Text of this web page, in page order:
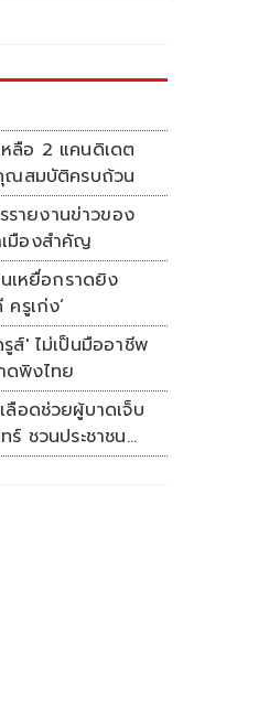
ลือ 2 แคนดิเดต
ณสมบัติครบถ้วน
รายงานข่าวของ
เมืองสำคัญ
นเหยื่อกราดยิง
ครูเก่ง’
ส์' ไม่เป็นมืออาชีพ
ดพิงไทย
ลือดช่วยผู้บาดเจ็บ
ร์ ชวนประชาชน